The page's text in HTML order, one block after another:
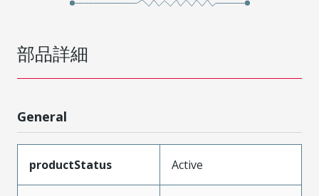
部品詳細
General
productStatus Active